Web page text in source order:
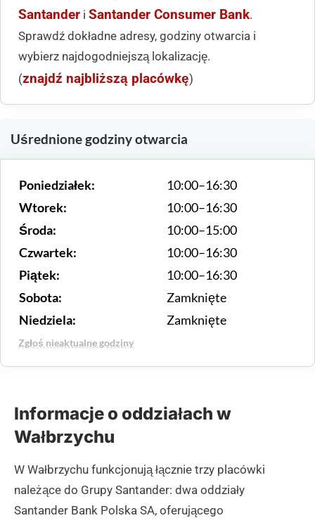
Santander i Santander Consumer Bank.
Sprawdź dokładne adresy, godziny otwarcia i
wybierz najdogodniejszą lokalizację.
(znajdź najbliższą placówkę)
Uśrednione godziny otwarcia
Poniedziałek:
10:00–16:30
Wtorek:
10:00–16:30
Środa:
10:00–15:00
Czwartek:
10:00–16:30
Piątek:
10:00–16:30
Sobota:
Zamknięte
Niedziela:
Zamknięte
Zgłoś nieaktualne godziny
Informacje o oddziałach w
Wałbrzychu
W Wałbrzychu funkcjonują łącznie trzy placówki
należące do Grupy Santander: dwa oddziały
Santander Bank Polska SA, oferującego